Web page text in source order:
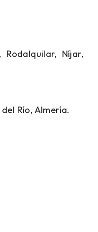
Rodalquilar, Níjar,
Río, Almería.